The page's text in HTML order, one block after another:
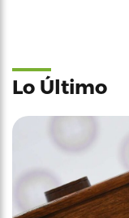
Lo Último